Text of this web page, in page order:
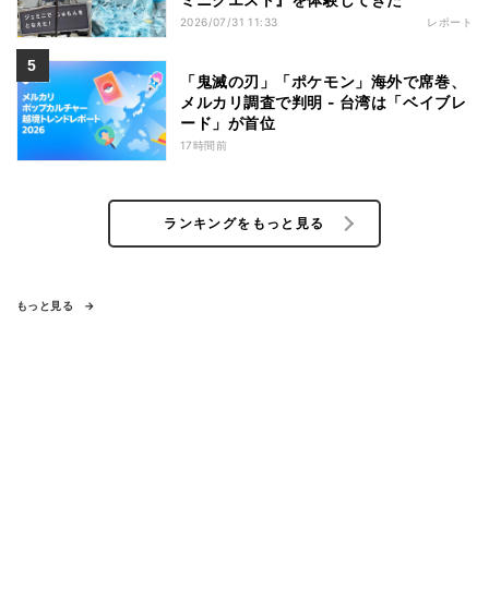
2026/07/31 11:33 レポート
「鬼滅の刃」「ポケモン」海外で席巻、
メルカリ調査で判明 - 台湾は「ベイブレ
ード」が首位
17時間前
ランキングをもっと見る
もっと見る